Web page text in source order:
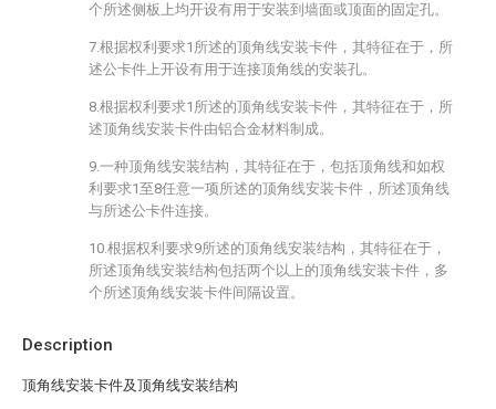
Description
顶角线安装卡件及顶角线安装结构
个所述侧板上均开设有用于安装到墙面或顶面的固定孔。
7.根据权利要求1所述的顶角线安装卡件，其特征在于，所
述公卡件上开设有用于连接顶角线的安装孔。
8.根据权利要求1所述的顶角线安装卡件，其特征在于，所
述顶角线安装卡件由铝合金材料制成。
9.一种顶角线安装结构，其特征在于，包括顶角线和如权
利要求1至8任意一项所述的顶角线安装卡件，所述顶角线
与所述公卡件连接。
10.根据权利要求9所述的顶角线安装结构，其特征在于，
所述顶角线安装结构包括两个以上的顶角线安装卡件，多
个所述顶角线安装卡件间隔设置。